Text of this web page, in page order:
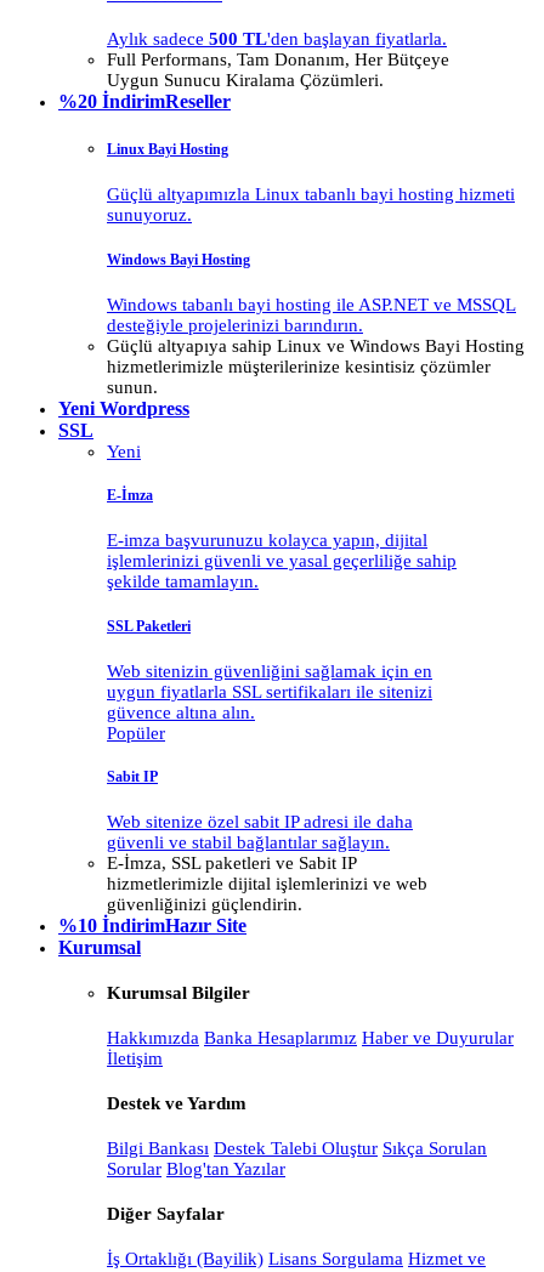
Aylık sadece 500 TL'den başlayan fiyatlarla.
Full Performans, Tam Donanım, Her Bütçeye
Uygun Sunucu Kiralama Çözümleri.
%20 İndirimReseller
Linux Bayi Hosting
Güçlü altyapımızla Linux tabanlı bayi hosting hizmeti
sunuyoruz.
Windows Bayi Hosting
Windows tabanlı bayi hosting ile ASP.NET ve MSSQL
desteğiyle projelerinizi barındırın.
Güçlü altyapıya sahip Linux ve Windows Bayi Hosting
hizmetlerimizle müşterilerinize kesintisiz çözümler
sunun.
Yeni Wordpress
SSL
Yeni
E-İmza
E-imza başvurunuzu kolayca yapın, dijital
işlemlerinizi güvenli ve yasal geçerliliğe sahip
şekilde tamamlayın.
SSL Paketleri
Web sitenizin güvenliğini sağlamak için en
uygun fiyatlarla SSL sertifikaları ile sitenizi
güvence altına alın.
Popüler
Sabit IP
Web sitenize özel sabit IP adresi ile daha
güvenli ve stabil bağlantılar sağlayın.
E-İmza, SSL paketleri ve Sabit IP
hizmetlerimizle dijital işlemlerinizi ve web
güvenliğinizi güçlendirin.
%10 İndirimHazır Site
Kurumsal
Kurumsal Bilgiler
Hakkımızda Banka Hesaplarımız Haber ve Duyurular
İletişim
Destek ve Yardım
Bilgi Bankası Destek Talebi Oluştur Sıkça Sorulan
Sorular Blog'tan Yazılar
Diğer Sayfalar
İş Ortaklığı (Bayilik) Lisans Sorgulama Hizmet ve